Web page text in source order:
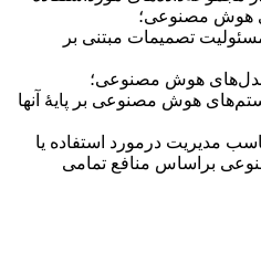
هوش مصنوعی؛
تصمیمات مبتنی بر
مدل‌های هوش مصنوعی؛
هوش مصنوعی بر پایهٔ آنها
مدیریت درمورد استفاده یا
براساس منافع تمامی